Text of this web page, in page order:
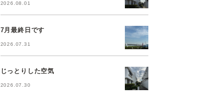
2026.08.01
7月最終日です
2026.07.31
じっとりした空気
2026.07.30